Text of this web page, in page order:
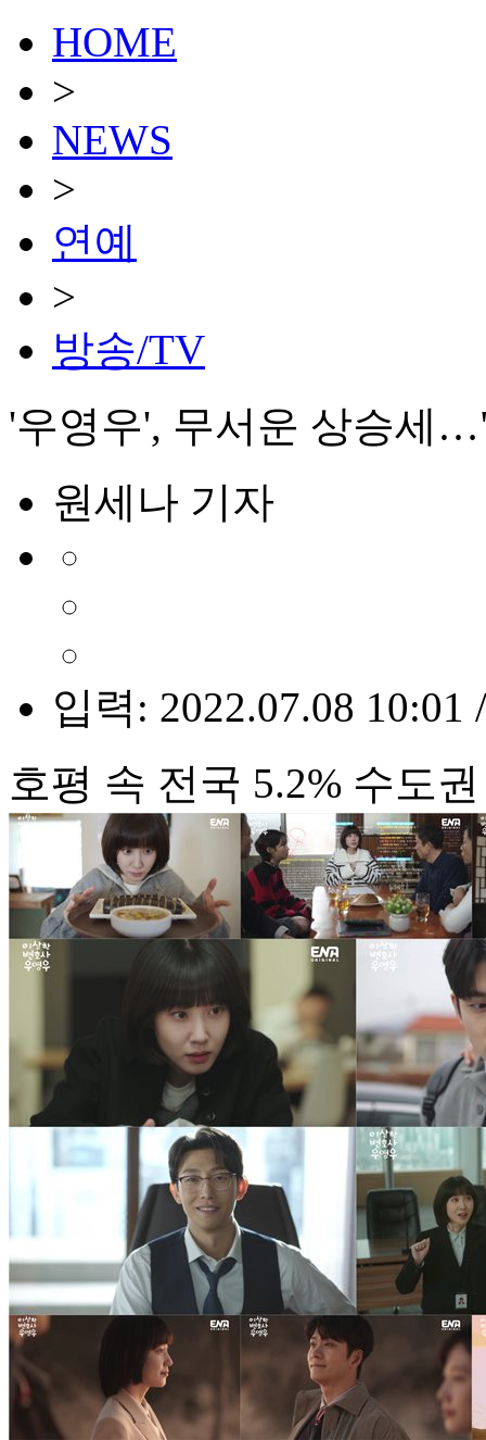
HOME
>
NEWS
>
연예
>
방송/TV
'우영우', 무서운 상승세
원세나 기자
입력: 2022.07.08 10:01
호평 속 전국 5.2% 수도